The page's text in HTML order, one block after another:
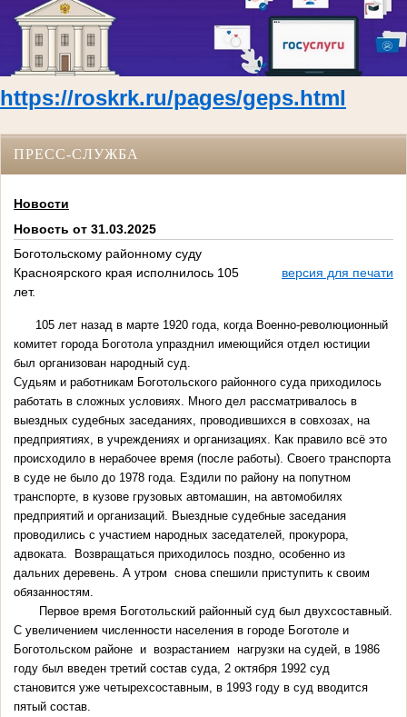
https://roskrk.ru/pages/geps.html
ПРЕСС-СЛУЖБА
Новости
Новость от 31.03.2025
Боготольскому районному суду
Красноярского края исполнилось 105
лет.
версия для печати
105 лет назад в марте 1920 года, когда Военно-революционный
комитет города Боготола упразднил имеющийся отдел юстиции
был организован народный суд.
Судьям и работникам Боготольского районного суда приходилось
работать в сложных условиях. Много дел рассматривалось в
выездных судебных заседаниях, проводившихся в совхозах, на
предприятиях, в учреждениях и организациях. Как правило всё это
происходило в нерабочее время (после работы). Своего транспорта
в суде не было до 1978 года. Ездили по району на попутном
транспорте, в кузове грузовых автомашин, на автомобилях
предприятий и организаций. Выездные судебные заседания
проводились с участием народных заседателей, прокурора,
адвоката. Возвращаться приходилось поздно, особенно из
дальних деревень. А утром снова спешили приступить к своим
обязанностям.
Первое время Боготольский районный суд был двухсоставный.
С увеличением численности населения в городе Боготоле и
Боготольском районе и возрастанием нагрузки на судей, в 1986
году был введен третий состав суда, 2 октября 1992 суд
становится уже четырехсоставным, в 1993 году в суд вводится
пятый состав.